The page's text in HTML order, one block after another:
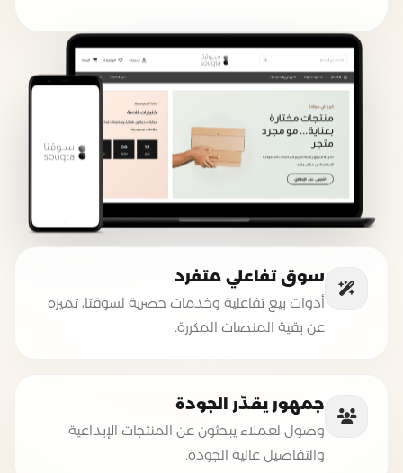
سوق تفاعلي متفرد
أدوات بيع تفاعلية وخدمات حصرية لسوقتا، تميزه
عن بقية المنصات المكررة.
جمهور يقدّر الجودة
وصول لعملاء يبحثون عن المنتجات الإبداعية
والتفاصيل عالية الجودة.